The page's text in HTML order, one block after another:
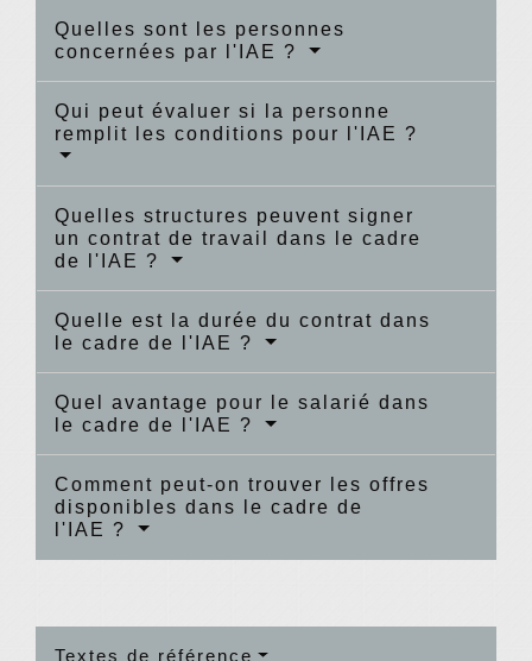
Quelles sont les personnes
concernées par l'IAE ?
Qui peut évaluer si la personne
remplit les conditions pour l'IAE ?
Quelles structures peuvent signer
un contrat de travail dans le cadre
de l'IAE ?
Quelle est la durée du contrat dans
le cadre de l'IAE ?
Quel avantage pour le salarié dans
le cadre de l'IAE ?
Comment peut-on trouver les offres
disponibles dans le cadre de
l'IAE ?
Textes de référence